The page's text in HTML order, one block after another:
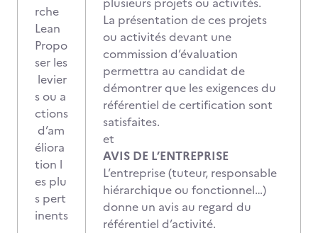
rche
Lean
Propo
ser les
levier
s ou a
ctions
d’am
éliora
tion l
es plu
s pert
inents
La présentation de ces projets
ou activités devant une
commission d’évaluation
permettra au candidat de
démontrer que les exigences du
référentiel de certification sont
satisfaites.
et
AVIS DE L’ENTREPRISE
L’entreprise (tuteur, responsable
hiérarchique ou fonctionnel…)
donne un avis au regard du
référentiel d’activité.